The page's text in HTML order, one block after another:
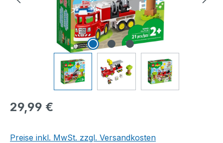
Regulärer Preis:
29,99 €
Preise inkl. MwSt. zzgl. Versandkosten